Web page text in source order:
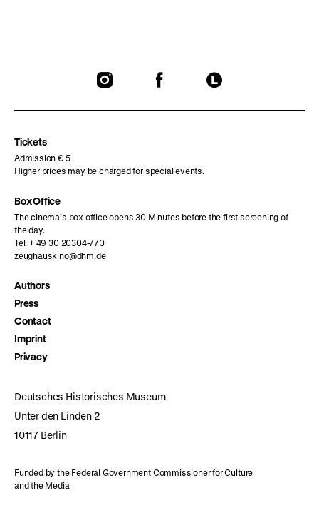
To
To
To
Tickets
Admission € 5
Higher prices may be charged for special events.
Box Office
The cinema’s box office opens 30 Minutes before the first screening of
the day.
Tel. + 49 30 20304-770
zeughauskino@dhm.de
Authors
Press
Contact
Imprint
Privacy
Deutsches Historisches Museum
Unter den Linden 2
10117 Berlin
Funded by the Federal Government Commissioner for Culture
and the Media